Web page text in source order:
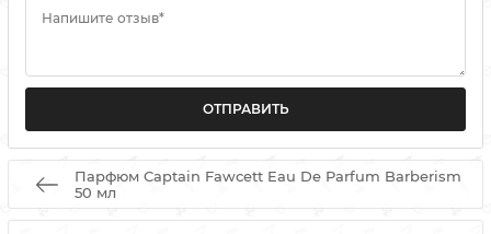
Напишите отзыв*
Парфюм Captain Fawcett Eau De Parfum Barberism
50 мл